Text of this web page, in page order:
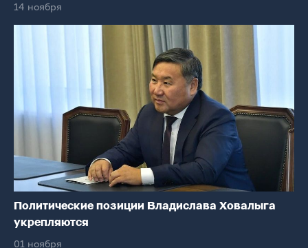
14 ноября
Политические позиции Владислава Ховалыга
укрепляются
01 ноября